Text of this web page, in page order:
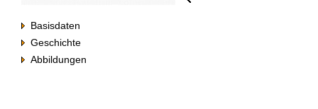
Basisdaten
Geschichte
Abbildungen